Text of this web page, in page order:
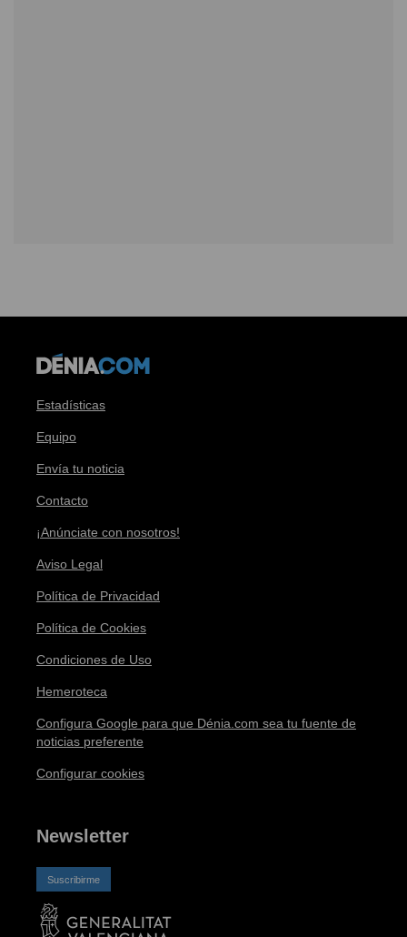
Estadísticas
Equipo
Envía tu noticia
Contacto
¡Anúnciate con nosotros!
Aviso Legal
Política de Privacidad
Política de Cookies
Condiciones de Uso
Hemeroteca
Configura Google para que Dénia.com sea tu fuente de
noticias preferente
Configurar cookies
Newsletter
Suscribirme